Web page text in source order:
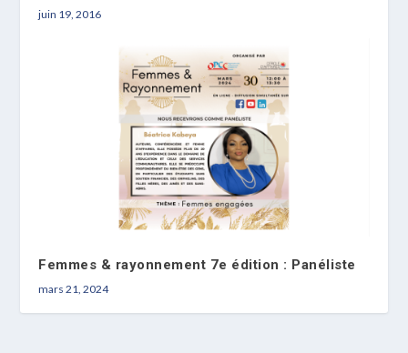
juin 19, 2016
Femmes & rayonnement 7e édition : Panéliste
mars 21, 2024